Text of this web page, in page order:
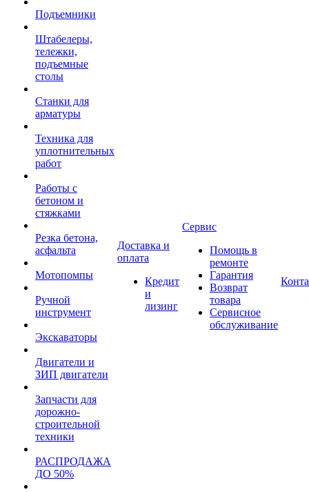
Подъемники
Штабелеры,
тележки,
подъемные
столы
Станки для
арматуры
Техника для
уплотнительных
работ
Работы с
бетоном и
стяжками
Резка бетона,
асфальта
Мотопомпы
Ручной
инструмент
Экскаваторы
Двигатели и
ЗИП двигатели
Запчасти для
дорожно-
строительной
техники
РАСПРОДАЖА
ДО 50%
Доставка и
оплата
Кредит
и
лизинг
Сервис
Помощь в
ремонте
Гарантия
Возврат
товара
Сервисное
обслуживание